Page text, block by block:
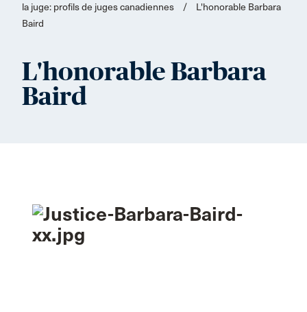
la juge: profils de juges canadiennes
/
L'honorable Barbara
Baird
L'honorable Barbara
Baird